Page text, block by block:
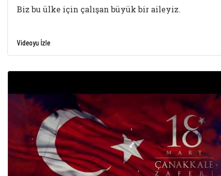
Biz bu ülke için çalışan büyük bir aileyiz.
Videoyu İzle